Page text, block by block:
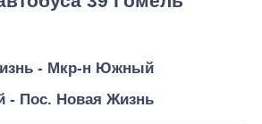
- Мкр-н Южный
Пос. Новая Жизнь